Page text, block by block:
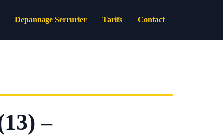
Depannage Serrurier Tarifs Contact
–